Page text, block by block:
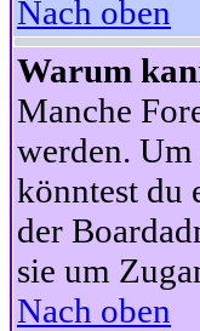
Nach oben
Warum
Manche
werden. Um
könntest du
der
sie um
Nach oben